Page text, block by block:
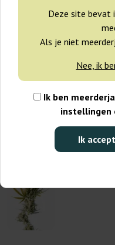
Deze site bevat
Als je niet
Nee, ik
Ik ben
instellingen
Ik